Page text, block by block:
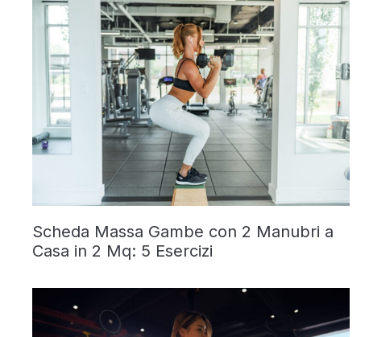
Scheda Massa Gambe con 2 Manubri a
Casa in 2 Mq: 5 Esercizi